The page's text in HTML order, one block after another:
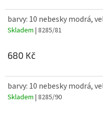
barvy: 10 nebesky modrá,
Skladem | 8285/81
680 Kč
barvy: 10 nebesky modrá,
Skladem | 8285/90